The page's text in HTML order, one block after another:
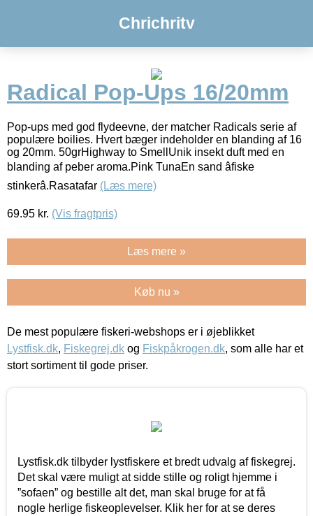
Chrichritv
Radical Pop-Ups 16/20mm
Pop-ups med god flydeevne, der matcher Radicals serie af
populære boilies. Hvert bæger indeholder en blanding af 16
og 20mm. 50grHighway to SmellUnik insekt duft med en
blanding af peber aroma.Pink TunaEn sand âfiske
stinkerâ.Rasatafar (Læs mere)
69.95 kr. (Vis fragtpris)
Læs mere »
Køb nu »
De mest populære fiskeri-webshops er i øjeblikket
Lystfisk.dk, Fiskegrej.dk og Fiskpåkrogen.dk, som alle har et
stort sortiment til gode priser.
Lystfisk.dk tilbyder lystfiskere et bredt udvalg af fiskegrej.
Det skal være muligt at sidde stille og roligt hjemme i
”sofaen” og bestille alt det, man skal bruge for at få
nogle herlige fiskeoplevelser. Klik her for at se deres